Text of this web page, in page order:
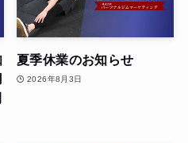
夏季休業のお知らせ
2026年8月3日